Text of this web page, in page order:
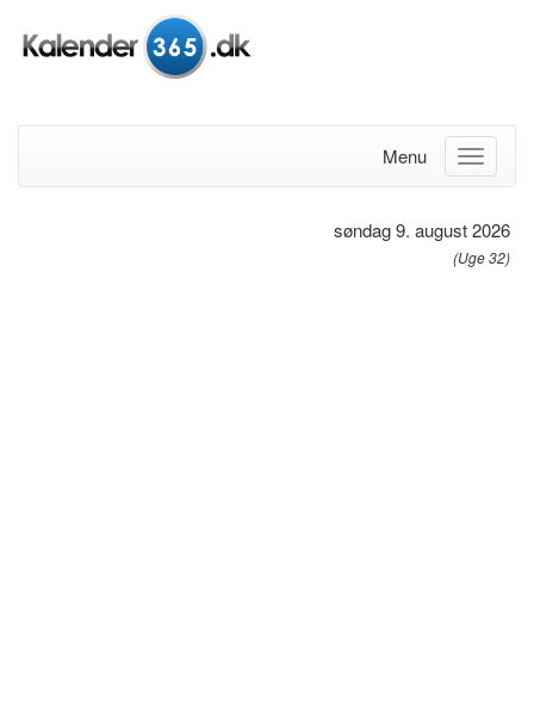
Menu
søndag 9. august 2026
(Uge 32)